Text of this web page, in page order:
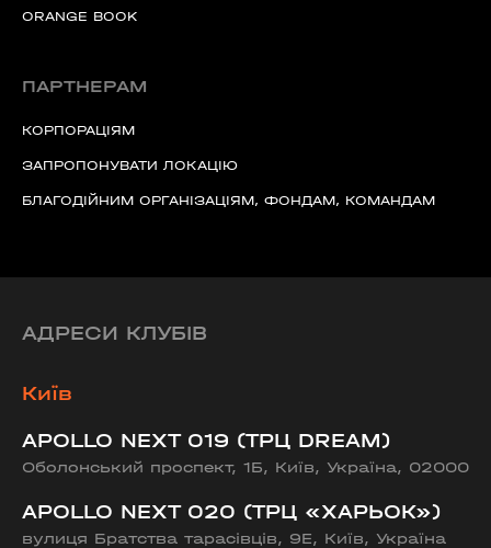
ORANGE BOOK
ПАРТНЕРАМ
КОРПОРАЦІЯМ
ЗАПРОПОНУВАТИ ЛОКАЦІЮ
БЛАГОДІЙНИМ ОРГАНІЗАЦІЯМ, ФОНДАМ, КОМАНДАМ
АДРЕСИ КЛУБІВ
Київ
APOLLO NEXT 019 (ТРЦ DREAM)
Оболонський проспект, 1Б, Київ, Україна, 02000
APOLLO NEXT 020 (ТРЦ «ХАРЬОК»)
вулиця Братства тарасівців, 9Е, Київ, Україна